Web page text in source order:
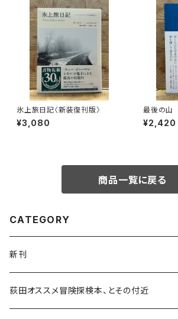
氷上旅日記〈新装復刊版〉
¥3,080
最後の山
¥2,420
商品一覧に戻る
CATEGORY
新刊
和書
荻田オススメ冒険探検本、とその付近